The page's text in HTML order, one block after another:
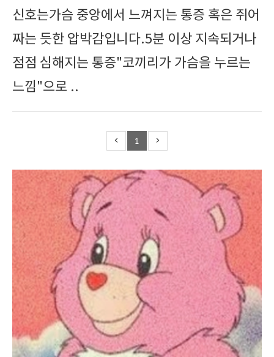
신호는가슴 중앙에서 느껴지는 통증 혹은 쥐어
짜는 듯한 압박감입니다.5분 이상 지속되거나
점점 심해지는 통증"코끼리가 가슴을 누르는
느낌"으로 ..
1